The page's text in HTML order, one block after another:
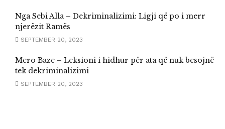
Nga Sebi Alla – Dekriminalizimi: Ligji që po i merr
njerëzit Ramës
SEPTEMBER 20, 2023
Mero Baze – Leksioni i hidhur për ata që nuk besojnë
tek dekriminalizimi
SEPTEMBER 20, 2023